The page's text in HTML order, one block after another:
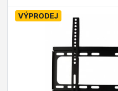
VÝPRODEJ